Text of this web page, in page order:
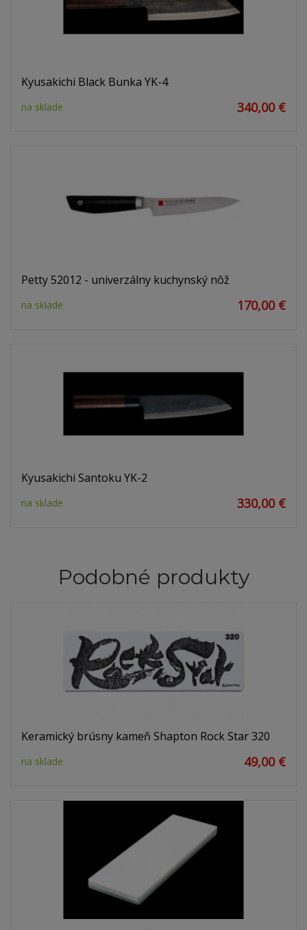
Kyusakichi Black Bunka YK-4
na sklade 340,00 €
Petty 52012 - univerzálny kuchynský nôž
na sklade 170,00 €
Kyusakichi Santoku YK-2
na sklade 330,00 €
Podobné produkty
Keramický brúsny kameň Shapton Rock Star 320
na sklade 49,00 €